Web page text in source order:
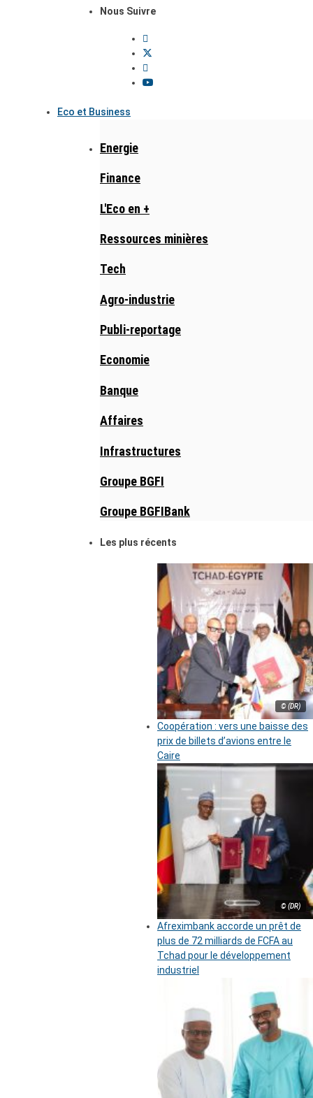
Nous Suivre
Eco et Business
Energie
Finance
L'Eco en +
Ressources minières
Tech
Agro-industrie
Publi-reportage
Economie
Banque
Affaires
Infrastructures
Groupe BGFI
Groupe BGFIBank
Les plus récents
© (DR)
Coopération : vers une baisse des
prix de billets d’avions entre le
Caire
© (DR)
Afreximbank accorde un prêt de
plus de 72 milliards de FCFA au
Tchad pour le développement
industriel